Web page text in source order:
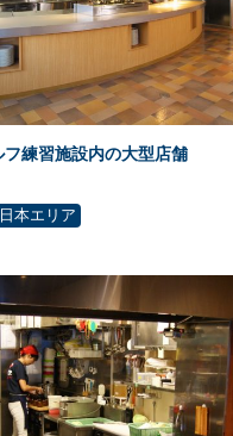
練習施設内の大型店舗
本エリア